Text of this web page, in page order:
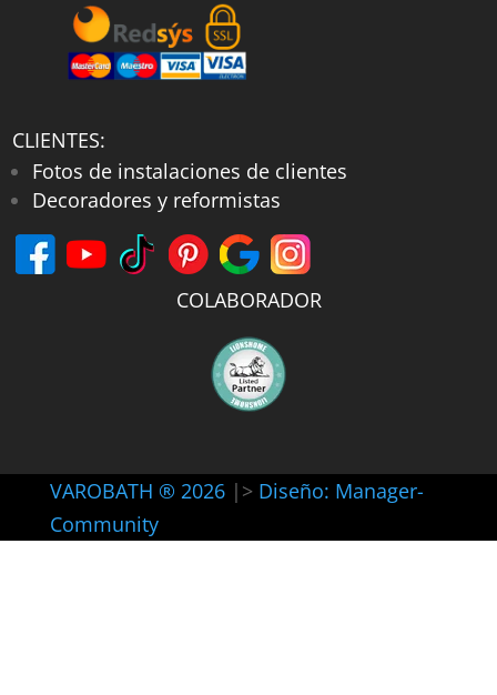
CLIENTES:
Fotos de instalaciones de clientes
Decoradores y reformistas
COLABORADOR
VAROBATH ® 2026 |> Diseño: Manager-
Community